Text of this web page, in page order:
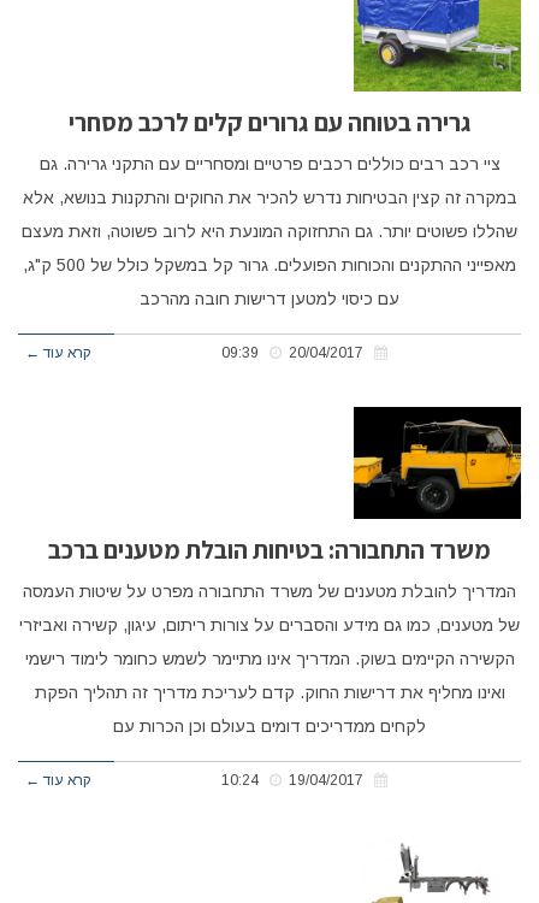
גרירה בטוחה עם גרורים קלים לרכב מסחרי
ציי רכב רבים כוללים רכבים פרטיים ומסחריים עם התקני גרירה. גם
במקרה זה קצין הבטיחות נדרש להכיר את החוקים והתקנות בנושא, אלא
שהללו פשוטים יותר. גם התחזוקה המונעת היא לרוב פשוטה, וזאת מעצם
מאפייני ההתקנים והכוחות הפועלים. גרור קל במשקל כולל של 500 ק"ג,
עם כיסוי למטען דרישות חובה מהרכב
קרא עוד ←
משרד התחבורה: בטיחות הובלת מטענים ברכב
המדריך להובלת מטענים של משרד התחבורה מפרט על שיטות העמסה
של מטענים, כמו גם מידע והסברים על צורות ריתום, עיגון, קשירה ואביזרי
הקשירה הקיימים בשוק. המדריך אינו מתיימר לשמש כחומר לימוד רישמי
ואינו מחליף את דרישות החוק. קדם לעריכת מדריך זה תהליך הפקת
לקחים ממדריכים דומים בעולם וכן הכרות עם
קרא עוד ←